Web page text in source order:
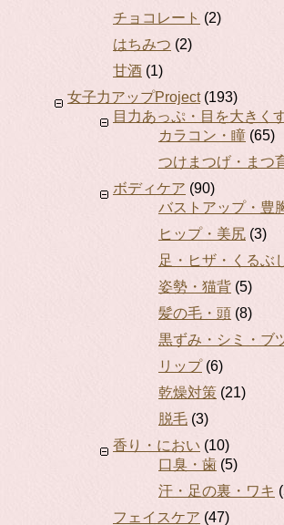
チョコレート (2)
はちみつ (2)
甘酒 (1)
女子力アップProject(193)
目力あっぷ・目を大きく
カラコン・瞳 (65)
つけまつげ・まつ
ボディケア (90)
バストアップ・豊
ヒップ・美尻 (3)
足・ヒザ・くるぶ
姿勢・猫背 (5)
髪の毛・頭 (8)
黒ずみ・シミ・ブ
リップ(6)
乾燥対策 (21)
脱毛 (3)
香り・におい (10)
口臭・歯 (5)
汗・足の裏・ワキ
フェイスケア (47)